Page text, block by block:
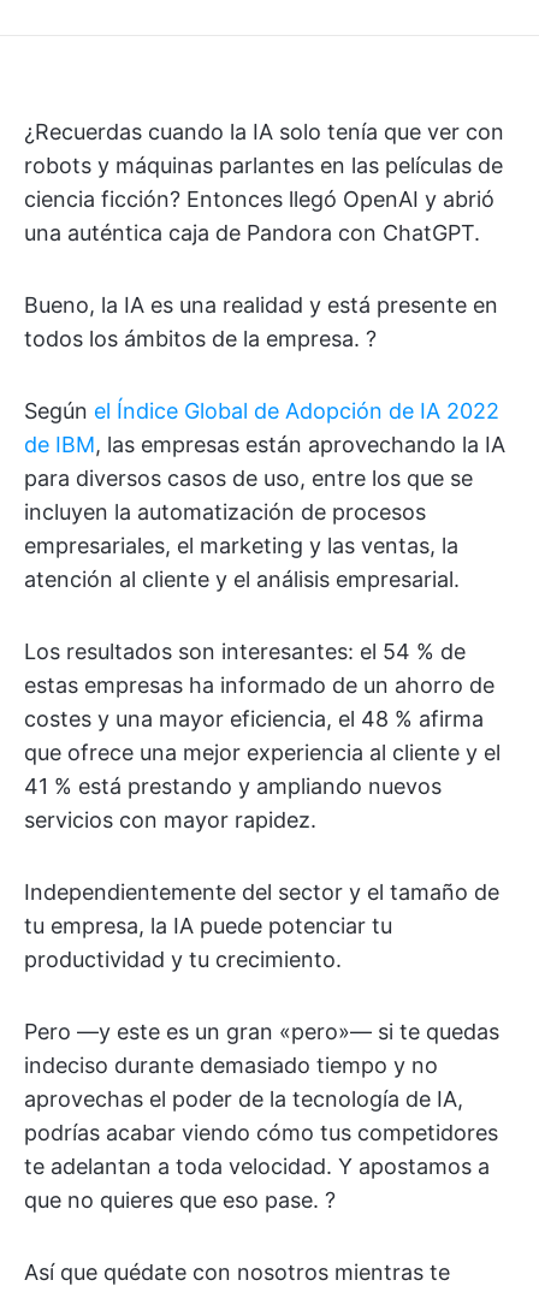
¿Recuerdas cuando la IA solo tenía que ver con
robots y máquinas parlantes en las películas de
ciencia ficción? Entonces llegó OpenAI y abrió
una auténtica caja de Pandora con ChatGPT.
Bueno, la IA es una realidad y está presente en
todos los ámbitos de la empresa. ?
Según el Índice Global de Adopción de IA 2022
de IBM, las empresas están aprovechando la IA
para diversos casos de uso, entre los que se
incluyen la automatización de procesos
empresariales, el marketing y las ventas, la
atención al cliente y el análisis empresarial.
Los resultados son interesantes: el 54 % de
estas empresas ha informado de un ahorro de
costes y una mayor eficiencia, el 48 % afirma
que ofrece una mejor experiencia al cliente y el
41 % está prestando y ampliando nuevos
servicios con mayor rapidez.
Independientemente del sector y el tamaño de
tu empresa, la IA puede potenciar tu
productividad y tu crecimiento.
Pero —y este es un gran «pero»— si te quedas
indeciso durante demasiado tiempo y no
aprovechas el poder de la tecnología de IA,
podrías acabar viendo cómo tus competidores
te adelantan a toda velocidad. Y apostamos a
que no quieres que eso pase. ?️
Así que quédate con nosotros mientras te